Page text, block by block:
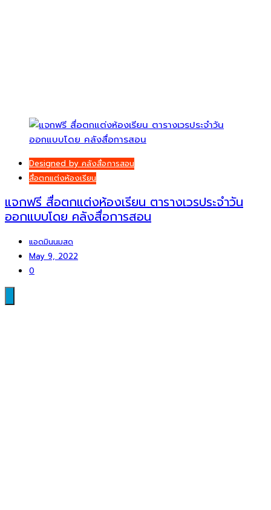
Designed by คลังสื่อการสอน
สื่อตกแต่งห้องเรียน
แจกฟรี สื่อตกแต่งห้องเรียน ตารางเวรประจำวัน
ออกแบบโดย คลังสื่อการสอน
แอดมินนมสด
May 9, 2022
0